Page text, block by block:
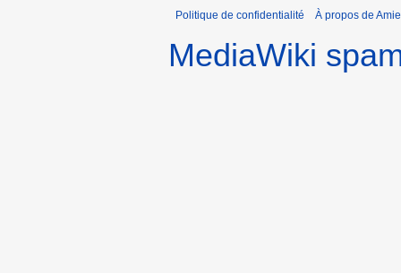
Politique de confidentialité À propos de
MediaWiki